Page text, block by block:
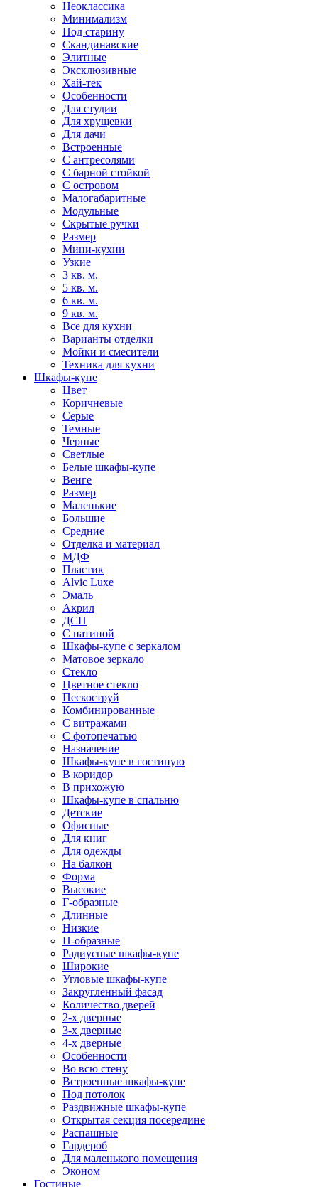
Неоклассика
Минимализм
Под старину
Скандинавские
Элитные
Эксклюзивные
Хай-тек
Особенности
Для студии
Для хрущевки
Для дачи
Встроенные
С антресолями
С барной стойкой
С островом
Малогабаритные
Модульные
Скрытые ручки
Размер
Мини-кухни
Узкие
3 кв. м.
5 кв. м.
6 кв. м.
9 кв. м.
Все для кухни
Варианты отделки
Мойки и смесители
Техника для кухни
Шкафы-купе
Цвет
Коричневые
Серые
Темные
Черные
Светлые
Белые шкафы-купе
Венге
Размер
Маленькие
Большие
Средние
Отделка и материал
МДФ
Пластик
Alvic Luxe
Эмаль
Акрил
ДСП
С патиной
Шкафы-купе с зеркалом
Матовое зеркало
Стекло
Цветное стекло
Пескоструй
Комбинированные
С витражами
С фотопечатью
Назначение
Шкафы-купе в гостиную
В коридор
В прихожую
Шкафы-купе в спальню
Детские
Офисные
Для книг
Для одежды
На балкон
Форма
Высокие
Г-образные
Длинные
Низкие
П-образные
Радиусные шкафы-купе
Широкие
Угловые шкафы-купе
Закругленный фасад
Количество дверей
2-х дверные
3-х дверные
4-х дверные
Особенности
Во всю стену
Встроенные шкафы-купе
Под потолок
Раздвижные шкафы-купе
Открытая секция посередине
Распашные
Гардероб
Для маленького помещения
Эконом
Гостиные